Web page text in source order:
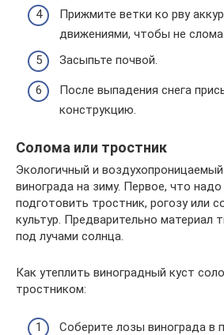
Прижмите ветки ко рву
движениями, чтобы не
Засыпьте почвой.
После выпадения снега
конструкцию.
Солома или тростник
Экологичный и
винограда на зиму. Первое, что
подготовить тростник, рогозу или
культур. Предварительно материал
под лучами солнца.
Как утеплить виноградный куст
тростником:
Соберите лозы винограда в